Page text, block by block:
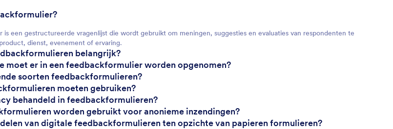
is een gestructureerde vragenlijst die wordt gebruikt om meningen, suggesties en evaluaties van respondenten te
dienst, evenement of ervaring.
belangrijk?
moet er in een feedbackformulier worden opgenomen?
soorten feedbackformulieren?
moeten gebruiken?
behandeld in feedbackformulieren?
worden gebruikt voor anonieme inzendingen?
van digitale feedbackformulieren ten opzichte van papieren formulieren?